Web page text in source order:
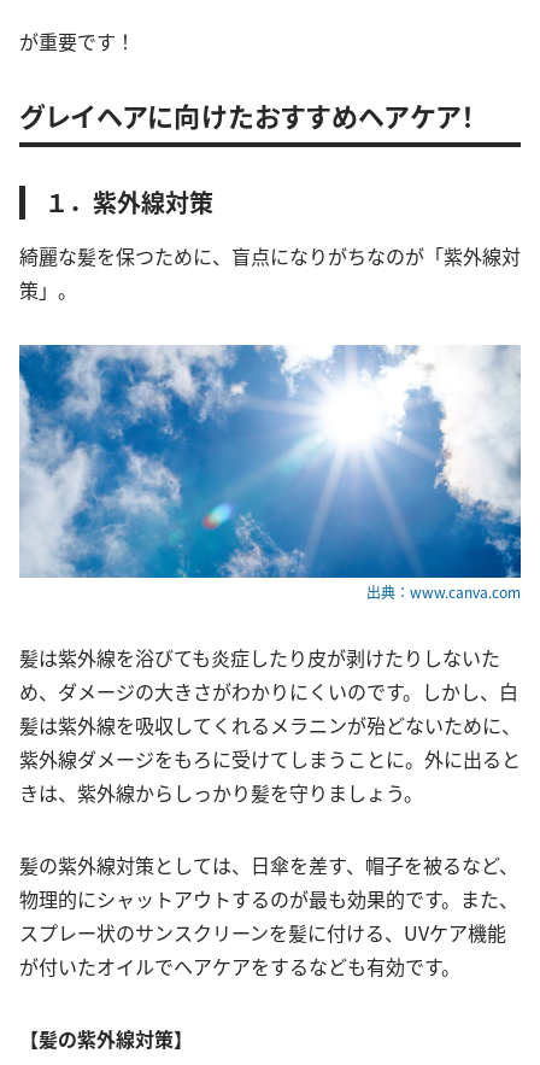
が重要です！
グレイヘアに向けたおすすめヘアケア！
１．紫外線対策
綺麗な髪を保つために、盲点になりがちなのが「紫外線対
策」。
出典：www.canva.com
髪は紫外線を浴びても炎症したり皮が剥けたりしないた
め、ダメージの大きさがわかりにくいのです。しかし、白
髪は紫外線を吸収してくれるメラニンが殆どないために、
紫外線ダメージをもろに受けてしまうことに。外に出ると
きは、紫外線からしっかり髪を守りましょう。
髪の紫外線対策としては、日傘を差す、帽子を被るなど、
物理的にシャットアウトするのが最も効果的です。また、
スプレー状のサンスクリーンを髪に付ける、UVケア機能
が付いたオイルでヘアケアをするなども有効です。
【髪の紫外線対策】